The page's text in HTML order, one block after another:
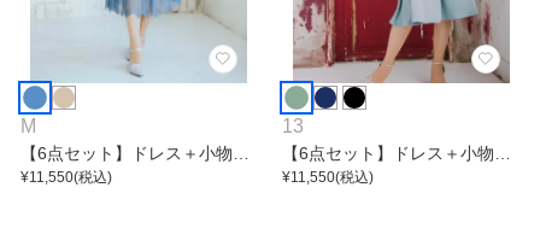
M
【6点セット】ドレス＋小物5
点
¥11,550(税込)
13
【6点セット】ドレス＋小物5
点
¥11,550(税込)